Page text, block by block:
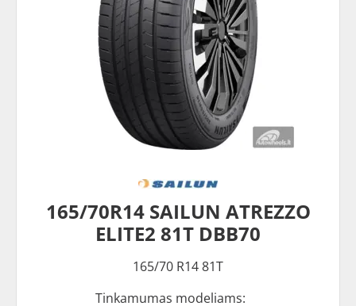
165/70R14 SAILUN ATREZZO
ELITE2 81T DBB70
165/70 R14 81T
Tinkamumas modeliams: